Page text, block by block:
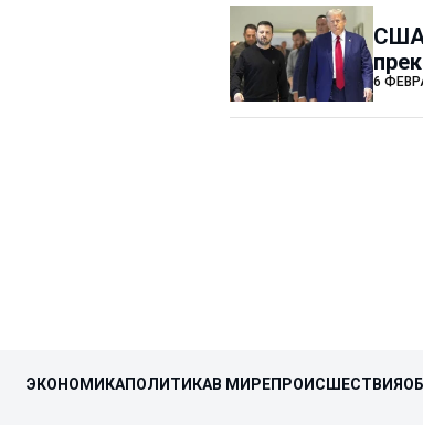
США
6
ЭКОНОМИКАПОЛИТИКАВ МИРЕПРОИСШЕСТВИЯ